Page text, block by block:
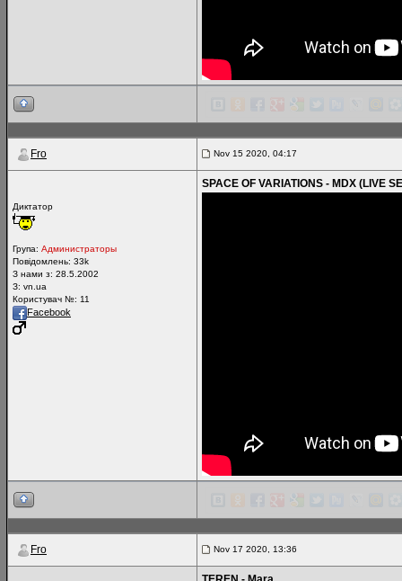
Fro Nov 15 2020, 04:17
Диктатор
Група: Администраторы
Повідомлень: 33k
З нами з: 28.5.2002
З: vn.ua
Користувач №: 11
Facebook
SPACE OF VARIATIONS - MDX (LIVE
Fro Nov 17 2020, 13:36